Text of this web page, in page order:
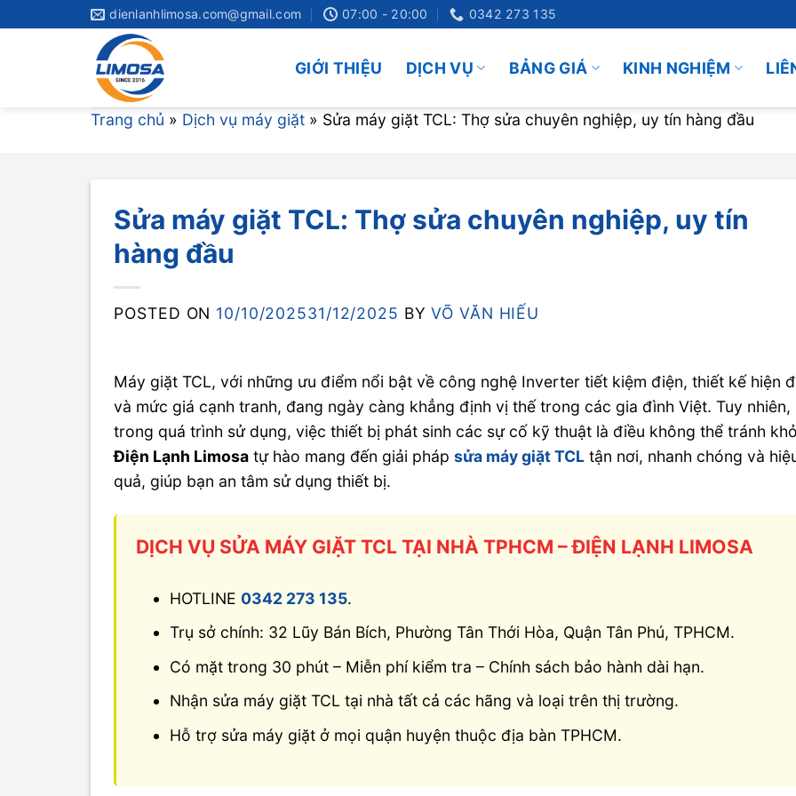
dienlanhlimosa.com@gmail.com 07:00 - 20:00 0342 273 135
GIỚI THIỆU DỊCH VỤ BẢNG GIÁ KINH NGHIỆM
Trang chủ » Dịch vụ máy giặt » Sửa máy giặt TCL: Thợ sửa chuyên nghiệp, uy tín hàng đầu
Sửa máy giặt TCL: Thợ sửa chuyên nghiệp, uy tín
hàng đầu
POSTED ON 10/10/202531/12/2025 BYVÕ VĂN HIẾU
Máy giặt TCL, với những ưu điểm nổi bật về công nghệ Inverter tiết kiệm điện, thiết kế hiện
và mức giá cạnh tranh, đang ngày càng khẳng định vị thế trong các gia đình Việt. Tuy nhiên,
trong quá trình sử dụng, việc thiết bị phát sinh các sự cố kỹ thuật là điều không thể tránh
Điện Lạnh Limosa tự hào mang đến giải phápsửa máy giặt TCL tận nơi, nhanh chóng và
quả, giúp bạn an tâm sử dụng thiết bị.
DỊCH VỤ SỬA MÁY GIẶT TCL TẠI NHÀ TPHCM – ĐIỆN LẠNH LIMOSA
HOTLINE 0342 273 135.
Trụ sở chính: 32 Lũy Bán Bích, Phường Tân Thới Hòa, Quận Tân Phú, TPHCM.
Có mặt trong 30 phút – Miễn phí kiểm tra – Chính sách bảo hành dài hạn.
Nhận sửa máy giặt TCL tại nhà tất cả các hãng và loại trên thị trường.
Hỗ trợ sửa máy giặt ở mọi quận huyện thuộc địa bàn TPHCM.